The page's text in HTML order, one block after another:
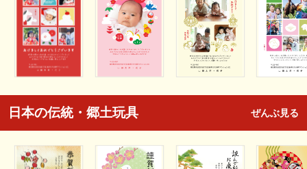
日本の伝統・郷土玩具 ぜんぶ見る